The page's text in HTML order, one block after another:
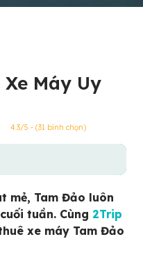
Máy Uy
4.3/5 - (31 bình chọn)
mẻ, Tam Đảo luôn
tuần. Cùng 2Trip
xe máy Tam Đảo